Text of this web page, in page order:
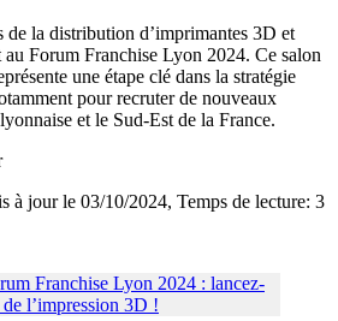
la distribution d’imprimantes 3D et
au Forum Franchise Lyon 2024. Ce salon
une étape clé dans la stratégie
pour recruter de nouveaux
et le Sud-Est de la France.
à jour le 03/10/2024, Temps de lecture: 3